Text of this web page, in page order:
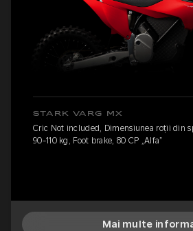
STARK VARG MX
Cric Not included, Dimensiunea roții din
90-110 kg, Foot brake, 80 CP „Alfa”
Mai multe